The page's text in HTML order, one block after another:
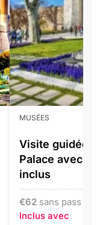
MUSÉES
Visite guidée
Palace avec
inclus
€62 sans pass
Inclus avec